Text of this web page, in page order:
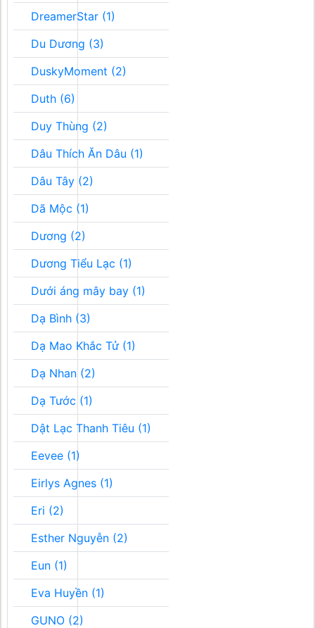
DreamerStar (1)
Du Dương (3)
DuskyMoment (2)
Duth (6)
Duy Thùng (2)
Dâu Thích Ăn Dâu (1)
Dâu Tây (2)
Dã Mộc (1)
Dương (2)
Dương Tiểu Lạc (1)
Dưới áng mây bay (1)
Dạ Bình (3)
Dạ Mao Khắc Tử (1)
Dạ Nhan (2)
Dạ Tước (1)
Dật Lạc Thanh Tiêu (1)
Eevee (1)
Eirlys Agnes (1)
Eri (2)
Esther Nguyễn (2)
Eun (1)
Eva Huyền (1)
GUNO (2)